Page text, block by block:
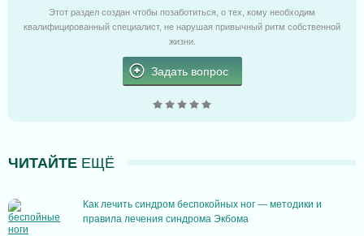
Этот раздел создан чтобы позаботиться, о тех, кому необходим
квалифицированный специалист, не нарушая привычный ритм собственной
жизни.
Задать вопрос
ЧИТАЙТЕ ЕЩЁ
Как лечить синдром беспокойных ног — методики и
правила лечения синдрома Экбома